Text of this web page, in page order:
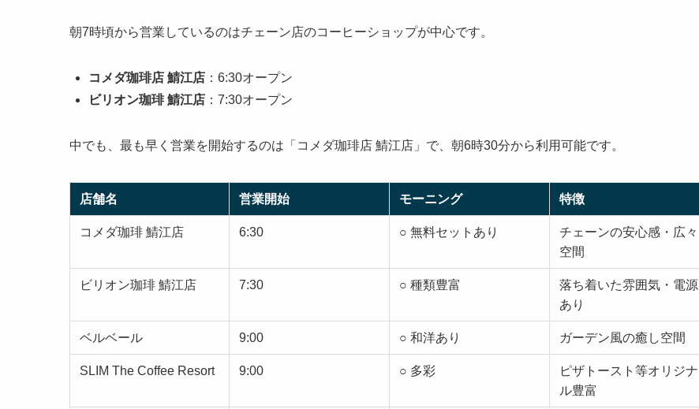
朝7時頃から営業しているのはチェーン店のコーヒーショップが中心です。
コメダ珈琲店 鯖江店 ：6:30オープン
ビリオン珈琲 鯖江店 ：7:30オープン
中でも、最も早く営業を開始するのは「コメダ珈琲店 鯖江店」で、朝6時30分から利用可能です。
店舗名 営業開始 モーニング 特徴
コメダ珈琲 鯖江店 6:30 ○ 無料セットあり
チェーンの安心感・広々
空間
ビリオン珈琲 鯖江店 7:30 ○ 種類豊富
落ち着いた雰囲気・電源
あり
ベルベール 9:00 ○ 和洋あり ガーデン風の癒し空間
SLIM The Coffee Resort 9:00 ○ 多彩
ピザトースト等オリジナ
ル豊富